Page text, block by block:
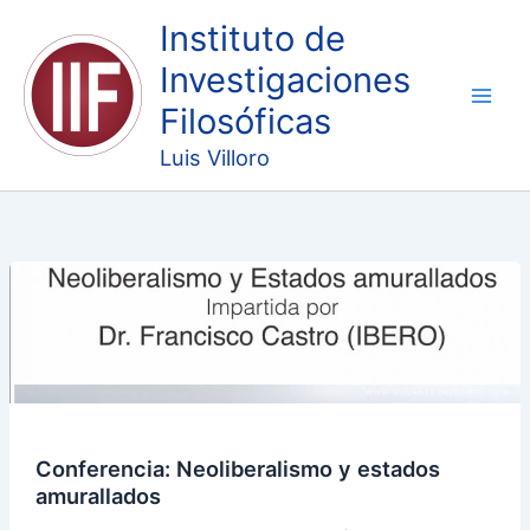
contenido
Instituto de
Investigaciones
Filosóficas
Luis Villoro
Conferencia: Neoliberalismo y estados
amurallados
Conferencia:
amurallados